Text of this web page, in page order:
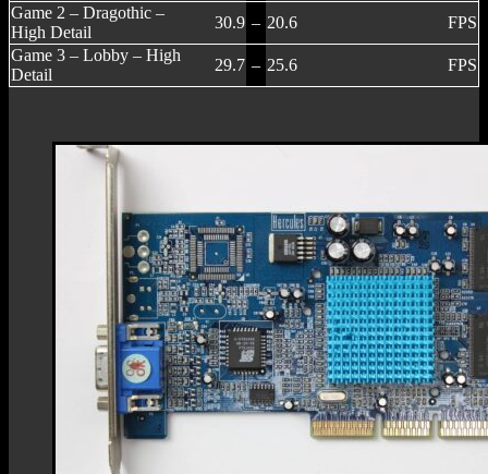
Game 2 – Dragothic –
High Detail
30.9 – 20.6
FPS
Game 3 – Lobby – High
Detail
29.7 – 25.6 FPS